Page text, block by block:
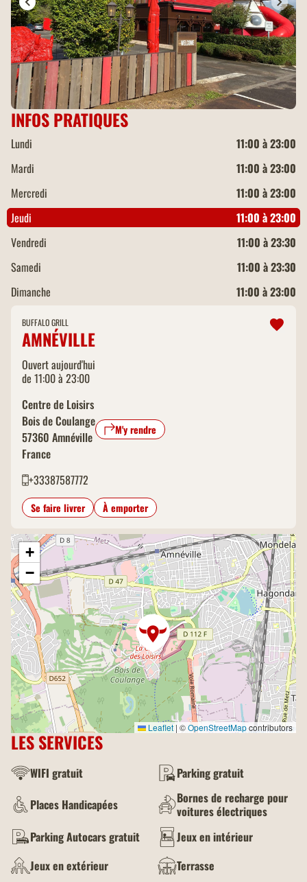
INFOS PRATIQUES
Lundi
11:00 à 23:00
Mardi
11:00 à 23:00
Mercredi
11:00 à 23:00
Jeudi
11:00 à 23:00
Vendredi
11:00 à 23:30
Samedi
11:00 à 23:30
Dimanche
11:00 à 23:00
BUFFALO GRILL
AMNÉVILLE
Ouvert aujourd'hui
de 11:00 à 23:00
Centre de Loisirs
Bois de Coulange
57360 Amnéville
France
M'y rendre
+33387587772
Se faire livrer À emporter
+
−
Leaflet | ©OpenStreetMapcontributors
LES SERVICES
WIFI gratuit
Parking gratuit
Places Handicapées
Bornes de recharge pour
voitures électriques
Parking Autocars gratuit
Jeux en intérieur
Jeux en extérieur
Terrasse